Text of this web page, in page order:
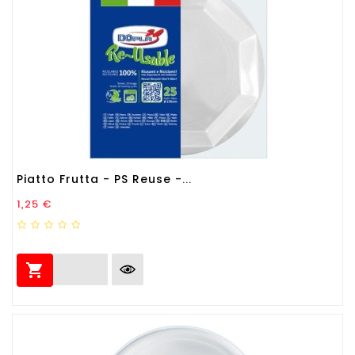
Piatto Frutta - PS Reuse -...
Prezzo
1,25 €
